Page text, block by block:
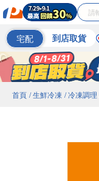
宅配 到店取貨
首頁 / 生鮮冷凍 / 冷凍調理